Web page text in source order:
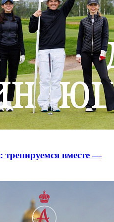
вместе —